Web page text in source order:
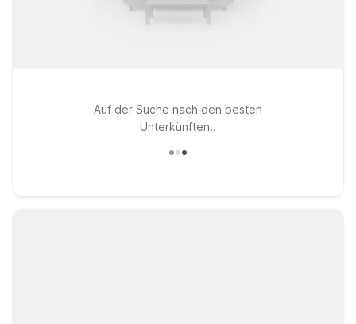
Auf der Suche nach den besten
Unterkünften..